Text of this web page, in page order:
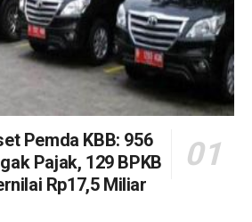
Pemda KBB: 956
Pajak, 129 BPKB
Rp17,5 Miliar